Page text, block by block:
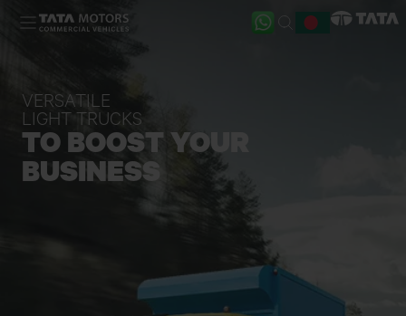
Skip to main content
VERSATILE
LIGHT TRUCKS
TO BOOST YOUR
BUSINESS